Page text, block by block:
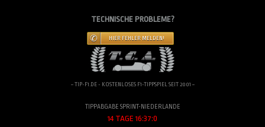
TECHNISCHE PROBLEME?
HIER FEHLER MELDEN!
~ TIP-F1.DE - KOSTENLOSES F1-TIPPSPIEL SEIT 2001 ~
TIPPABGABE SPRINT-NIEDERLANDE
14 TAGE 16:36:59